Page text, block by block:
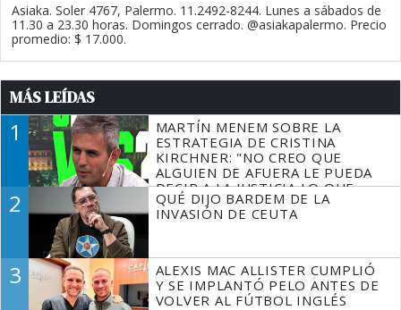
Asiaka. Soler 4767, Palermo. 11.2492-8244. Lunes a sábados de
11.30 a 23.30 horas. Domingos cerrado. @asiakapalermo. Precio
promedio: $ 17.000.
MÁS LEÍDAS
1
MARTÍN MENEM SOBRE LA
ESTRATEGIA DE CRISTINA
KIRCHNER: "NO CREO QUE
ALGUIEN DE AFUERA LE PUEDA
DECIR A LA JUSTICIA LO QUE
TIENE QUE HACER"
2
QUÉ DIJO BARDEM DE LA
INVASIÓN DE CEUTA
3
ALEXIS MAC ALLISTER CUMPLIÓ
Y SE IMPLANTÓ PELO ANTES DE
VOLVER AL FÚTBOL INGLÉS